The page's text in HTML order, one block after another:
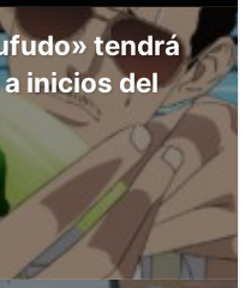
tendrá
inicios del